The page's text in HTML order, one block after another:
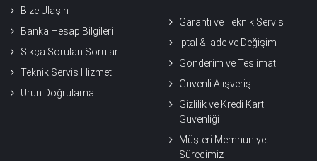
Bize Ulaşın
Banka Hesap Bilgileri
Sıkça Sorulan Sorular
Teknik Servis Hizmeti
Ürün Doğrulama
Garanti ve Teknik Servis
İptal & İade ve Değişim
Gönderim ve Teslimat
Güvenli Alışveriş
Gizlilik ve Kredi Kartı
Güvenliği
Müşteri Memnuniyeti
Sürecimiz